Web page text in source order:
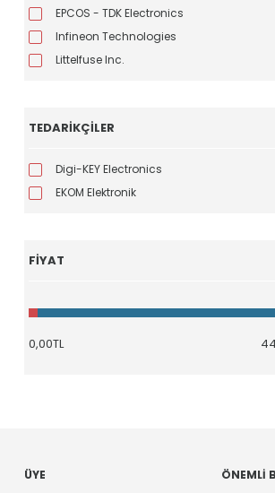
EPCOS - TDK Electronics
Infineon Technologies
Littelfuse Inc.
TEDARIKÇILER
Digi-KEY Electronics
EKOM Elektronik
FIYAT
ÜYE
ÖNEMLI